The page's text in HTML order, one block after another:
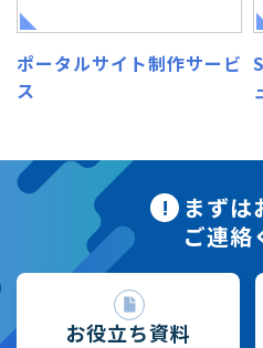
ポータルサイト制作サービ
ス
まずは
ご連絡
お役立ち資料